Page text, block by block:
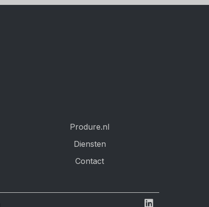
Produre.nl
Diensten
Contact